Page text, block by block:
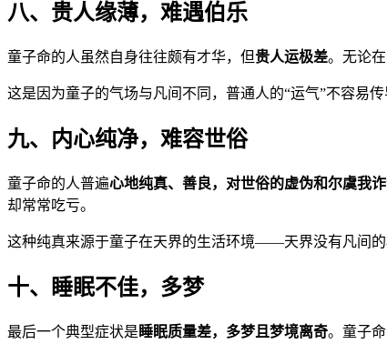
八、贵人缘薄，难遇伯乐
童子命的人虽然自身往往颇有才华，但贵人运极差。无论
这是因为童子的气场与凡间不同，普通人的“运气”不容易
九、内心纯净，难容世俗
童子命的人普遍心地纯真、善良，对世俗的虚伪和尔虞我
却常常吃亏。
这种纯真来源于童子在天界的生活环境——天界没有凡间的
十、睡眠不佳，多梦
最后一个典型症状是睡眠质量差，多梦且梦境离奇。童子